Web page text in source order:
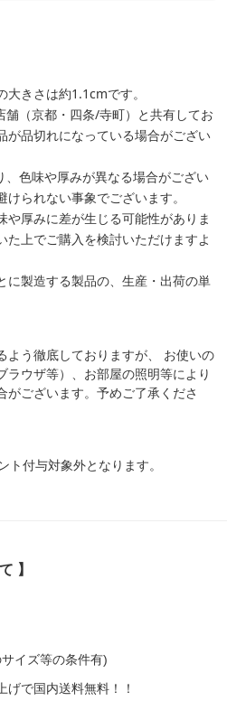
きさは約1.1cmです。
（京都・四条/寺町）と共有してお
が品切れになっている場合がござい
色味や厚みが異なる場合がござい
られない事象でございます。
厚みに差が生じる可能性がありま
上でご購入を検討いただけますよ
に製造する製品の、生産・出荷の単
よう徹底しておりますが、 お使いの
ラウザ等）、お部屋の照明等により
がございます。予めご了承くださ
ト付与対象外となります。
】
イズ等の条件有)
で国内送料無料！！